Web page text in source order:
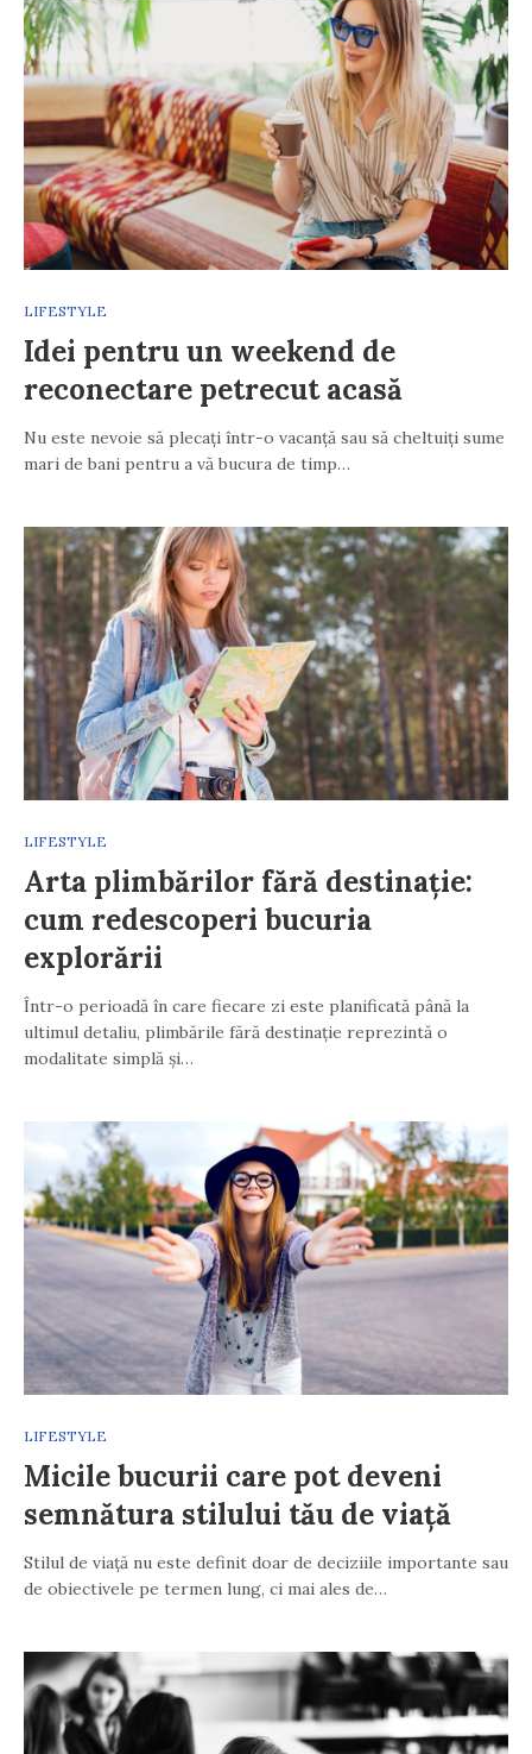
LIFESTYLE
Idei pentru un weekend de
reconectare petrecut acasă
Nu este nevoie să plecați într-o vacanță sau să cheltuiți sume
mari de bani pentru a vă bucura de timp…
LIFESTYLE
Arta plimbărilor fără destinație:
cum redescoperi bucuria
explorării
Într-o perioadă în care fiecare zi este planificată până la
ultimul detaliu, plimbările fără destinație reprezintă o
modalitate simplă și…
LIFESTYLE
Micile bucurii care pot deveni
semnătura stilului tău de viață
Stilul de viață nu este definit doar de deciziile importante sau
de obiectivele pe termen lung, ci mai ales de…